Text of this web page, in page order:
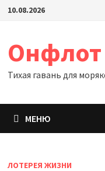
Перейти
10.08.2026
Онфлот
Тихая гавань для
МЕНЮ
ЛОТЕРЕЯ ЖИЗНИ